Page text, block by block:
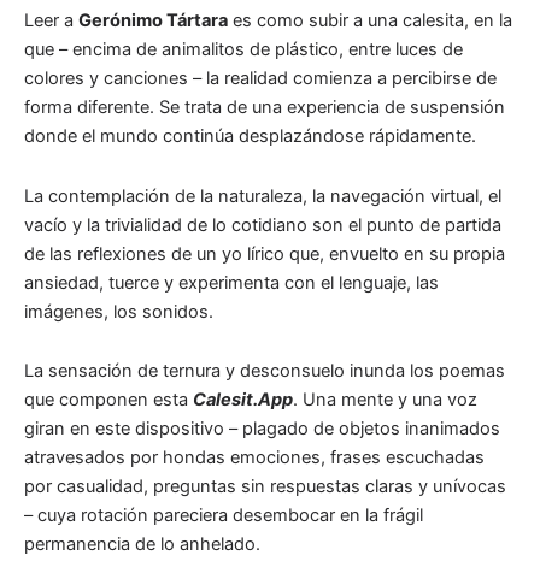
Leer a Gerónimo Tártara es como subir a una calesita, en la
que – encima de animalitos de plástico, entre luces de
colores y canciones – la realidad comienza a percibirse de
forma diferente. Se trata de una experiencia de suspensión
donde el mundo continúa desplazándose rápidamente.
La contemplación de la naturaleza, la navegación virtual, el
vacío y la trivialidad de lo cotidiano son el punto de partida
de las reflexiones de un yo lírico que, envuelto en su propia
ansiedad, tuerce y experimenta con el lenguaje, las
imágenes, los sonidos.
La sensación de ternura y desconsuelo inunda los poemas
que componen esta Calesit.App. Una mente y una voz
giran en este dispositivo – plagado de objetos inanimados
atravesados por hondas emociones, frases escuchadas
por casualidad, preguntas sin respuestas claras y unívocas
– cuya rotación pareciera desembocar en la frágil
permanencia de lo anhelado.